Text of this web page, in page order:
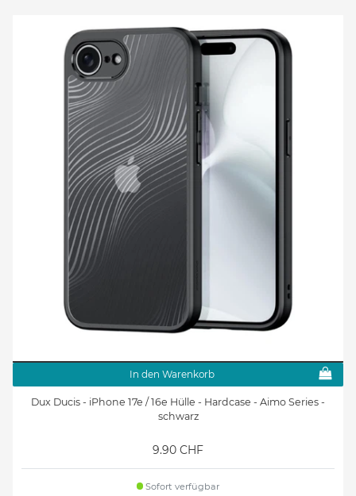
In den Warenkorb
Dux Ducis - iPhone 17e / 16e Hülle - Hardcase - Aimo Series -
schwarz
9.90 CHF
Sofort verfügbar